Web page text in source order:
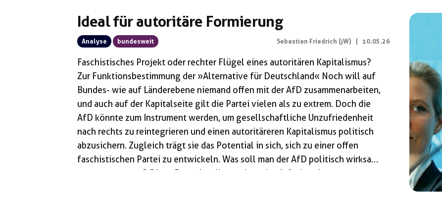
Ideal für autoritäre Formierung
Analyse bundesweit Sebastian Friedrich (jW) 10.05.26
Faschistisches Projekt oder rechter Flügel eines autoritären Kapitalismus?
Zur Funktionsbestimmung der »Alternative für Deutschland« Noch will auf
Bundes- wie auf Länderebene niemand offen mit der AfD zusammenarbeiten,
und auch auf der Kapitalseite gilt die Partei vielen als zu extrem. Doch die
AfD könnte zum Instrument werden, um gesellschaftliche Unzufriedenheit
nach rechts zu reintegrieren und einen autoritäreren Kapitalismus politisch
abzusichern. Zugleich trägt sie das Potential in sich, sich zu einer offen
faschistischen Partei zu entwickeln. Was soll man der AfD politisch wirksam
entgegensetzen? Diese Frage ist alles andere als einfach zu beantworten,